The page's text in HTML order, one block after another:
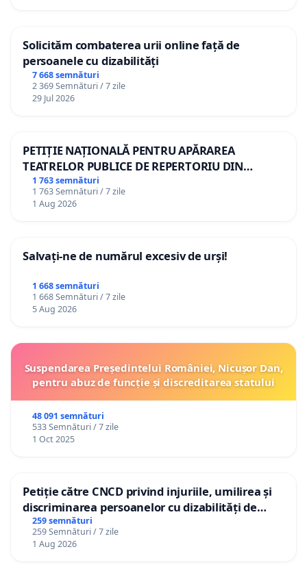
Solicităm combaterea urii online față de
persoanele cu dizabilități
7 668 semnături
2 369 Semnături / 7 zile
29 Jul 2026
PETIȚIE NAȚIONALĂ PENTRU APĂRAREA
TEATRELOR PUBLICE DE REPERTORIU DIN
ROMÂNIA
1 763 semnături
1 763 Semnături / 7 zile
1 Aug 2026
Salvați-ne de numărul excesiv de urși!
1 668 semnături
1 668 Semnături / 7 zile
5 Aug 2026
Suspendarea Președintelui României, Nicușor Dan,
pentru abuz de funcție și discreditarea statului
48 091 semnături
533 Semnături / 7 zile
1 Oct 2025
Petiție către CNCD privind injuriile, umilirea și
discriminarea persoanelor cu dizabilități de
către utilizatorul TikTok „Gorici”
259 semnături
259 Semnături / 7 zile
1 Aug 2026